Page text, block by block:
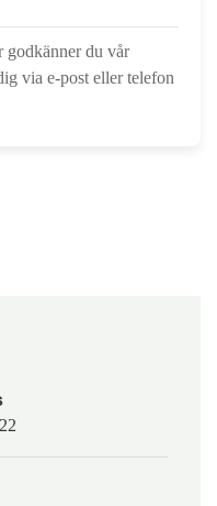
godkänner du vår
via e-post eller telefon